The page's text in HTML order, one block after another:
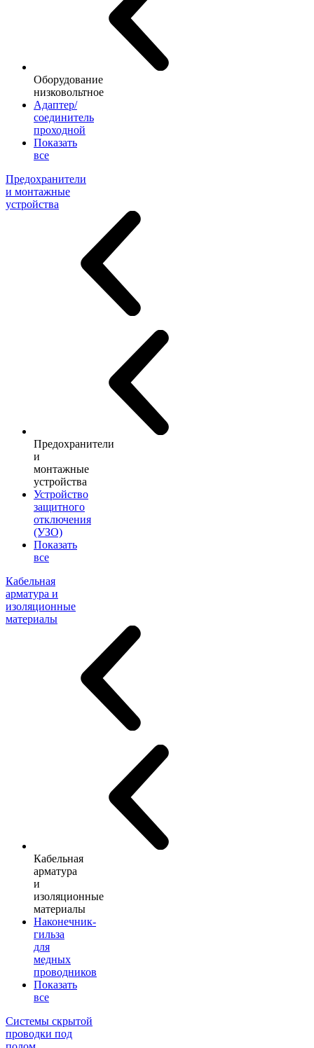
Оборудование
низковольтное
Адаптер/
соединитель
проходной
Показать
все
Предохранители
и монтажные
устройства
Предохранители
и
монтажные
устройства
Устройство
защитного
отключения
(УЗО)
Показать
все
Кабельная
арматура и
изоляционные
материалы
Кабельная
арматура
и
изоляционные
материалы
Наконечник-
гильза
для
медных
проводников
Показать
все
Системы скрытой
проводки под